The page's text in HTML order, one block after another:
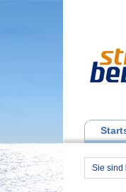
Sie sind